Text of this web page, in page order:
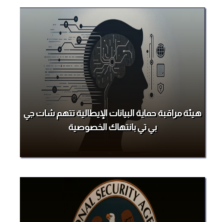
هيئة مراقبة حماية البيانات الإيطالية تتهم شات جي
بي تي بانتهاك الخصوصية